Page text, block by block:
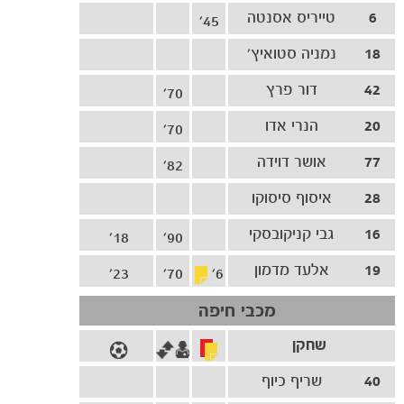
הקבוצות
6
טייריס אסנטה
45'
18
נמניה סטואיץ'
42
דור פרץ
70'
20
הנרי אדו
70'
77
אושר דוידה
82'
28
איסוף סיסוקו
16
גבי קניקובסקי 18'
90'
19
אלעד מדמון 23' 70' 6'
מכבי חיפה
שחקן
40
שריף כיוף